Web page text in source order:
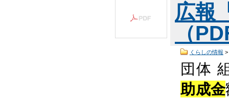
広報
（
くらしの情報 >
団体
助成金